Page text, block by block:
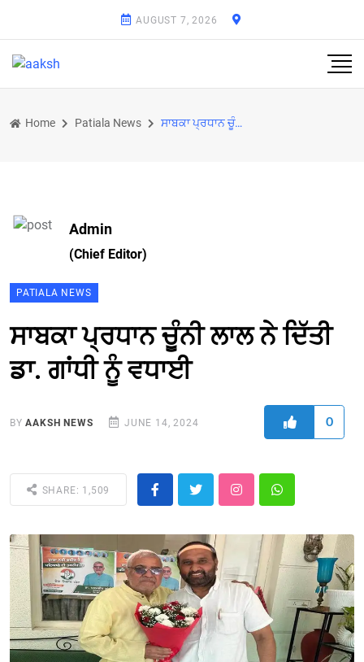
AUGUST 7, 2026
Home Patiala News ਸਾਬਕਾ ਪ੍ਰਧਾਨ ਚੂੰਨੀ ਲਾਲ ਨੇ ਦਿੱਤੀ ਡਾ. ਗਾਂਧੀ ਨੂੰ ਵਧਾਈ
Admin
(Chief Editor)
PATIALA NEWS
ਸਾਬਕਾ ਪ੍ਰਧਾਨ ਚੂੰਨੀ ਲਾਲ ਨੇ ਦਿੱਤੀ
ਡਾ. ਗਾਂਧੀ ਨੂੰ ਵਧਾਈ
BYAAKSH NEWS JUNE 14, 2024 0
SHARE: 1,509